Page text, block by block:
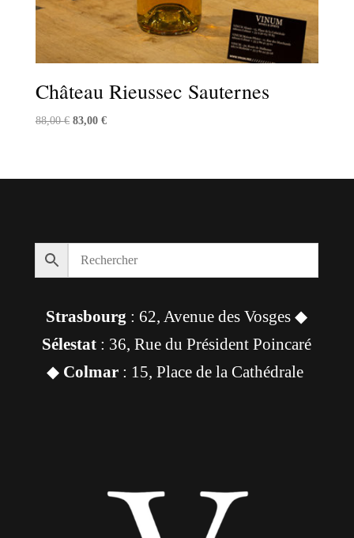
Château Rieussec Sauternes
88,00€ Le
83,00 €Le
Strasbourg : 62, Avenue des Vosges ◆
Sélestat : 36, Rue du Président Poincaré
◆ Colmar: 15, Place de la Cathédrale